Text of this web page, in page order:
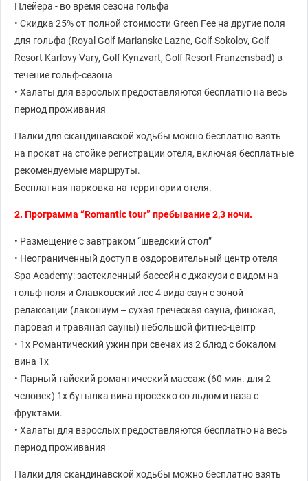
Плейера - во время сезона гольфа
• Скидка 25% от полной стоимости Green Fee на другие поля
для гольфа (Royal Golf Marianske Lazne, Golf Sokolov, Golf
Resort Karlovy Vary, Golf Kynzvart, Golf Resort Franzensbad) в
течение гольф-сезона
• Халаты для взрослых предоставляются бесплатно на весь
период проживания
Палки для скандинавской ходьбы можно бесплатно взять
на прокат на стойке регистрации отеля, включая бесплатные
рекомендуемые маршруты.
Бесплатная парковка на территории отеля.
2. Программа “Romantic tour” пребывание 2,3 ночи.
• Размещение с завтраком “шведский стол”
• Неограниченный доступ в оздоровительный центр отеля
Spa Academy: застекленный бассейн с джакузи с видом на
гольф поля и Славковский лес 4 вида саун с зоной
релаксации (лакониум – сухая греческая сауна, финская,
паровая и травяная сауны) небольшой фитнес-центр
• 1x Романтический ужин при свечах из 2 блюд с бокалом
вина 1x
• Парный тайский романтический массаж (60 мин. для 2
человек) 1x бутылка вина просекко со льдом и ваза с
фруктами.
• Халаты для взрослых предоставляются бесплатно на весь
период проживания
Палки для скандинавской ходьбы можно бесплатно взять